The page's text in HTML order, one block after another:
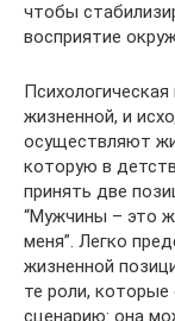
чтобы
восприятие
жизненной, и
осуществляют
которую в
принять две
“Мужчины – это
меня”. Легко
жизненной
те роли,
сценарию: она